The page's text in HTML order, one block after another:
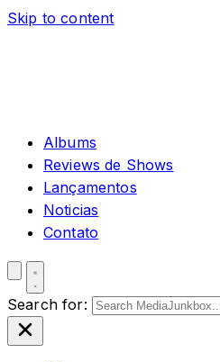
Skip to content
Albums
Reviews de Shows
Lançamentos
Noticias
Contato
Search for: